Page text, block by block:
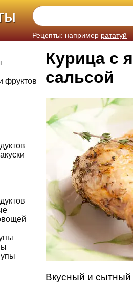
Рецепты: например рататуй
фруктов
Курица с
сальсой
Вкусный и